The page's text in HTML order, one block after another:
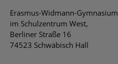
Erasmus-Widmann-Gymnasium
im Schulzentrum West,
Berliner Straße 16
74523 Schwäbisch Hall